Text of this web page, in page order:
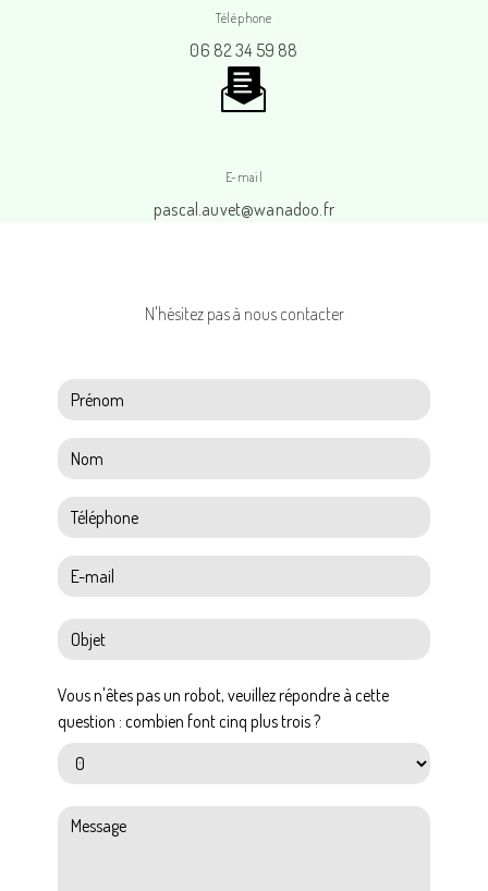
Téléphone
06 82 34 59 88
E-mail
pascal.auvet@wanadoo.fr
N'hésitez pas à nous contacter
Vous n'êtes pas un robot, veuillez répondre à cette
question : combien font cinq plus trois ?